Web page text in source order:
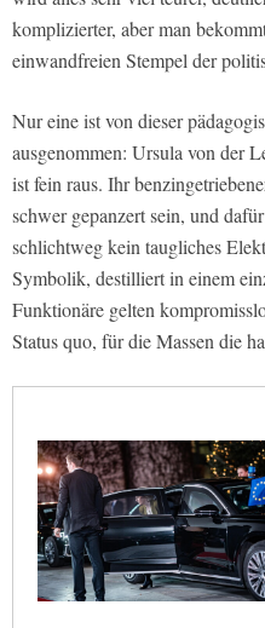
komplizierter, aber man
einwandfreien Stempel der
Nur eine ist von dieser
ausgenommen: Ursula von der
ist fein raus. Ihr
schwer gepanzert sein, und
schlichtweg kein taugliches
Symbolik, destilliert in einem
Funktionäre gelten
Status quo, für die Massen die